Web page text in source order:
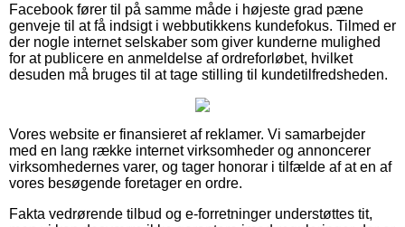
Facebook fører til på samme måde i højeste grad pæne
genveje til at få indsigt i webbutikkens kundefokus. Tilmed er
der nogle internet selskaber som giver kunderne mulighed
for at publicere en anmeldelse af ordreforløbet, hvilket
desuden må bruges til at tage stilling til kundetilfredsheden.
Vores website er finansieret af reklamer. Vi samarbejder
med en lang række internet virksomheder og annoncerer
virksomhedernes varer, og tager honorar i tilfælde af at en af
vores besøgende foretager en ordre.
Fakta vedrørende tilbud og e-forretninger understøttes tit,